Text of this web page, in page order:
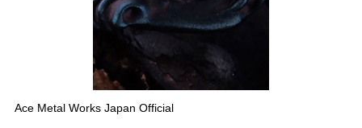
Ace Metal Works Japan Official